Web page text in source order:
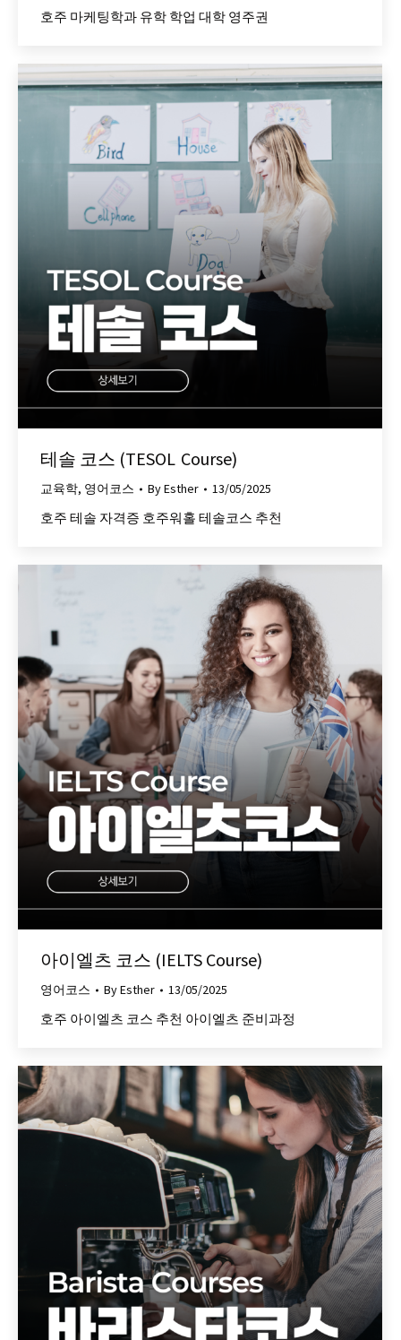
호주 마케팅학과 유학 학업 대학 영주권
테솔 코스 (TESOL Course)
교육학, 영어코스 ByEsther 13/05/2025
호주 테솔 자격증 호주워홀 테솔코스 추천
아이엘츠 코스 (IELTS Course)
영어코스 ByEsther 13/05/2025
호주 아이엘츠 코스 추천 아이엘츠 준비과정